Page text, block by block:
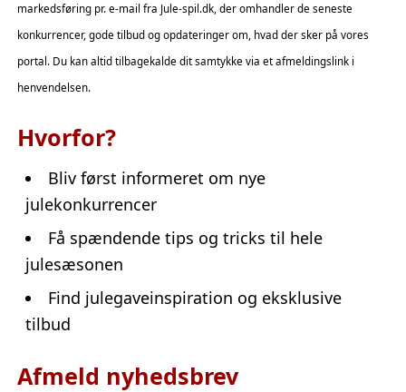
markedsføring pr. e-mail fra Jule-spil.dk, der omhandler de seneste
konkurrencer, gode tilbud og opdateringer om, hvad der sker på vores
portal. Du kan altid tilbagekalde dit samtykke via et afmeldingslink i
henvendelsen.
Hvorfor?
Bliv først informeret om nye
julekonkurrencer
Få spændende tips og tricks til hele
julesæsonen
Find julegaveinspiration og eksklusive
tilbud
Afmeld nyhedsbrev